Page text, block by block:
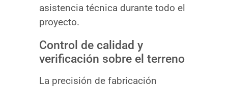
asistencia técnica durante todo el
proyecto.
Control de calidad y
verificación sobre el terreno
La precisión de fabricación